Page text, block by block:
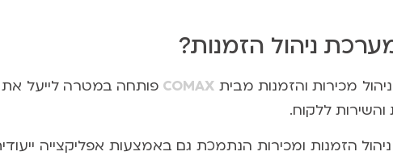
ניהול הזמנות?
מכירות והזמנות מבית COMAX פותחה במטרה לייעל
והשירות ללקוח.
הזמנות ומכירות הנתמכת גם באמצעות אפליקצייה